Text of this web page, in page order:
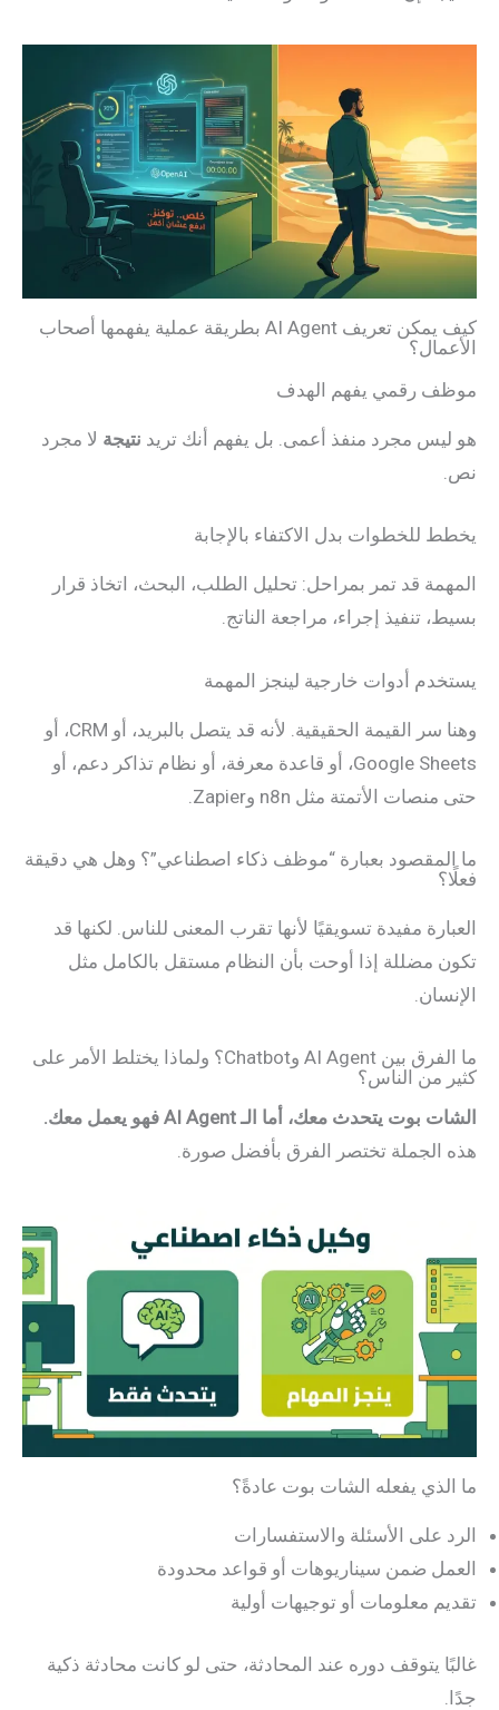
كيف يمكن تعريف AI Agent بطريقة عملية يفهمها أصحاب
الأعمال؟
موظف رقمي يفهم الهدف
هو ليس مجرد منفذ أعمى. بل يفهم أنك تريد نتيجة لا مجرد
نص.
يخطط للخطوات بدل الاكتفاء بالإجابة
المهمة قد تمر بمراحل: تحليل الطلب، البحث، اتخاذ قرار
بسيط، تنفيذ إجراء، مراجعة الناتج.
يستخدم أدوات خارجية لينجز المهمة
وهنا سر القيمة الحقيقية. لأنه قد يتصل بالبريد، أو CRM، أو
Google Sheets، أو قاعدة معرفة، أو نظام تذاكر دعم، أو
حتى منصات الأتمتة مثل n8n وZapier.
ما المقصود بعبارة “موظف ذكاء اصطناعي”؟ وهل هي دقيقة
فعلًا؟
العبارة مفيدة تسويقيًا لأنها تقرب المعنى للناس. لكنها قد
تكون مضللة إذا أوحت بأن النظام مستقل بالكامل مثل
الإنسان.
ما الفرق بين AI Agent وChatbot؟ ولماذا يختلط الأمر على
كثير من الناس؟
الشات بوت يتحدث معك، أما الـ AI Agent فهو يعمل معك.
هذه الجملة تختصر الفرق بأفضل صورة.
ما الذي يفعله الشات بوت عادةً؟
الرد على الأسئلة والاستفسارات
العمل ضمن سيناريوهات أو قواعد محدودة
تقديم معلومات أو توجيهات أولية
غالبًا يتوقف دوره عند المحادثة، حتى لو كانت محادثة ذكية
جدًا.